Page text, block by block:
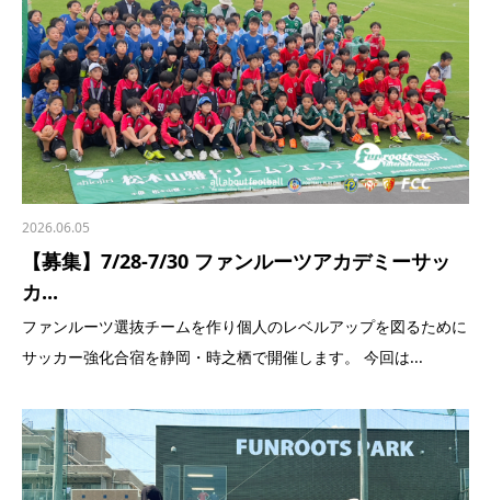
2026.06.05
【募集】7/28-7/30 ファンルーツアカデミーサッ
カ...
ファンルーツ選抜チームを作り個人のレベルアップを図るために
サッカー強化合宿を静岡・時之栖で開催します。 今回は...